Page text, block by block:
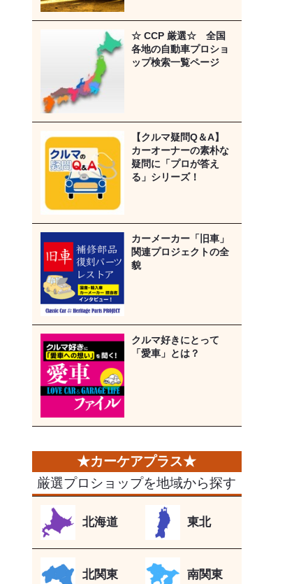
☆ CCP 厳選☆ 全国
各地の自動車プロショ
ップ検索一覧ページ
【クルマ疑問Q＆A】
カーオーナーの素朴な
疑問に「プロが答え
る」シリーズ！
カーメーカー「旧車」
関連プロジェクトの全
貌
クルマ好きにとって
「愛車」とは？
厳選プロショップを地域から探す
北海道 東北
北関東 南関東